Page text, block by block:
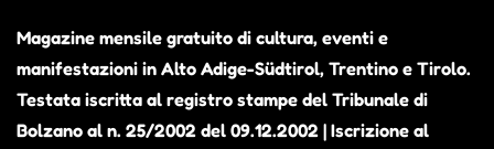
Magazine mensile gratuito di cultura, eventi e
manifestazioni in Alto Adige-Südtirol, Trentino e Tirolo.
Testata iscritta al registro stampe del Tribunale di
Bolzano al n. 25/2002 del 09.12.2002 | Iscrizione al